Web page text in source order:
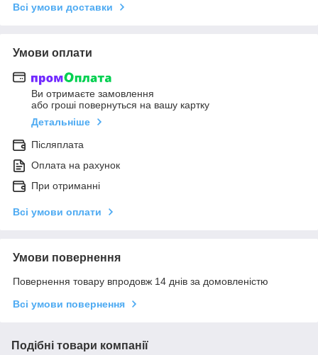
Всі умови доставки
Умови оплати
Ви отримаєте замовлення
або гроші повернуться на вашу картку
Детальніше
Післяплата
Оплата на рахунок
При отриманні
Всі умови оплати
Умови повернення
Повернення товару впродовж 14 днів за домовленістю
Всі умови повернення
Подібні товари компанії